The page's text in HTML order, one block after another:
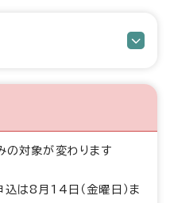
の対象が変わります
は8月14日（金曜日）ま